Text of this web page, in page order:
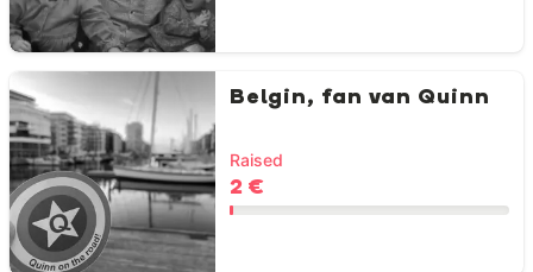
Belgin, fan van Quinn
Raised
2 €